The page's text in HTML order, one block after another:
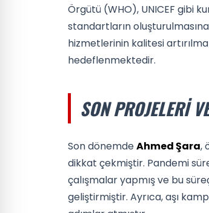
Örgütü (WHO), UNICEF gibi
standartların
hizmetlerinin kalitesi
hedeflenmektedir.
SON PROJELERI
Son dönemdeAhmed Şara,
dikkat çekmiştir. Pandemi
çalışmalar yapmış ve bu
geliştirmiştir. Ayrıca, aşı